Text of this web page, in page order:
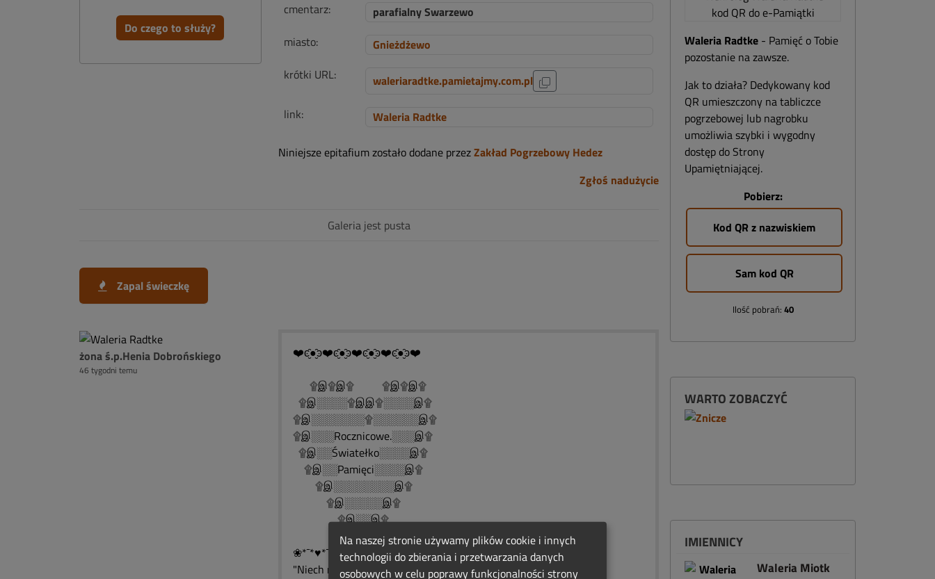
Do czego to służy?
cmentarz:
parafialny Swarzewo
miasto:
Gnieżdżewo
krótki URL:
waleriaradtke.pamietajmy.com.pl
link:
Waleria Radtke
Niniejsze epitafium zostało dodane przezZakład Pogrzebowy Hedez
Zgłoś nadużycie
Galeria jest pusta
Zapal świeczkę
żona ś.p.Henia Dobrońskiego
46 tygodni temu
❤️ͼ̮̑●̮̑ͽ❤️ͼ̮̑●̮̑ͽ❤️ͼ̮̑●̮̑ͽ❤️ͼ̮̑●̮̑ͽ❤️
۩இ۩இ۩ ۩இ۩இ۩
۩இ░░░░۩இஇ۩░░░░இ۩
۩இ░░░░░░░۩░░░░░░இ۩
۩இ░░░Rocznicowe.░░░இ۩
۩இ░░Światełko░░░░இ۩
۩இ░░Pamięci░░░░இ۩
۩இ░░░░░░░░இ۩
۩இ░░░░░இ۩
۩இ░░இ۩
۩இ۩
❀*¯*♥*¯*❀*¯*♥*¯*❀*¯*♥*¯*❀*♥*¯*❀
"Niech miłość ta, która wśród
Waleria Radtke - Pamięć o Tobie
pozostanie na zawsze.
Jak to działa? Dedykowany kod
QR umieszczony na tabliczce
pogrzebowej lub nagrobku
umożliwia szybki i wygodny
dostęp do Strony
Upamiętniającej.
Pobierz:
Kod QR z nazwiskiem
Sam kod QR
Ilość pobrań: 40
WARTO ZOBACZYĆ
IMIENNICY
Waleria Miotk
Na naszej stronie używamy plików cookie i innych
technologii do zbierania i przetwarzania danych
osobowych w celu poprawy funkcjonalności strony